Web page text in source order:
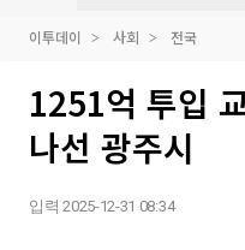
이투데이 사회 전국
1251억 투입
나선 광주시
입력 2025-12-31 08:34